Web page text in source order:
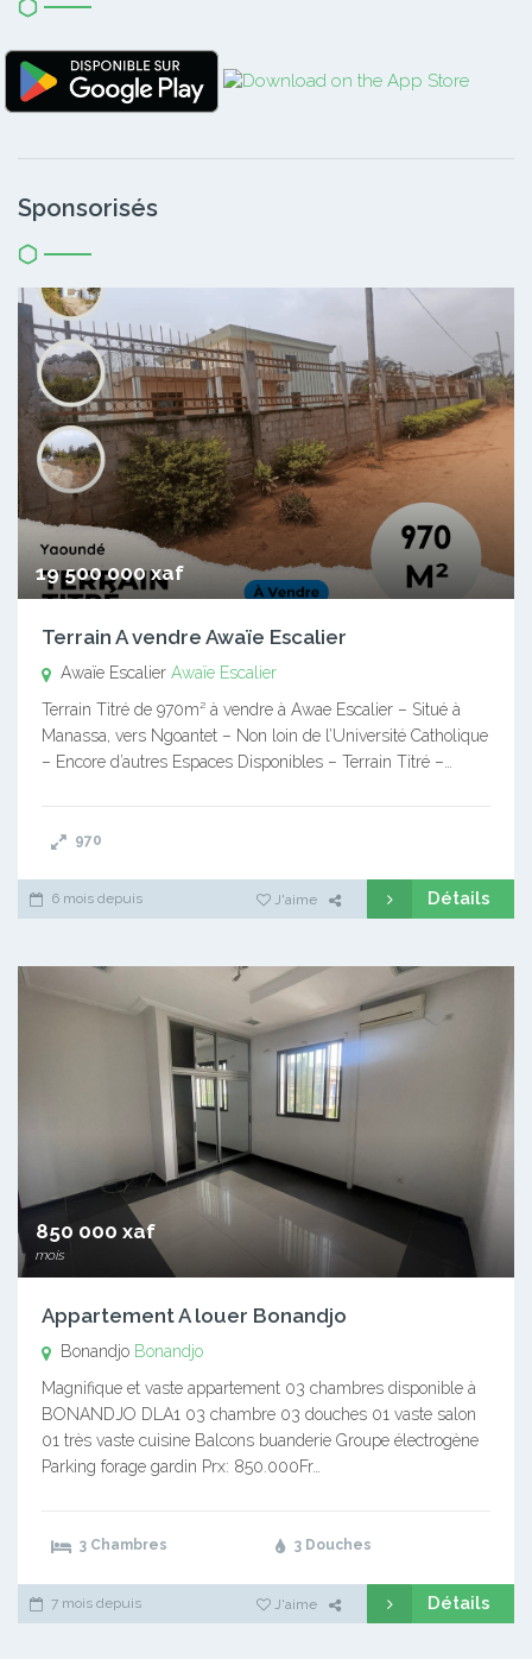
Sponsorisés
19 500 000 xaf
Terrain A vendre Awaïe Escalier
Awaïe Escalier Awaïe Escalier
Terrain Titré de 970m² à vendre à Awae Escalier – Situé à
Manassa, vers Ngoantet – Non loin de l’Université Catholique
– Encore d’autres Espaces Disponibles – Terrain Titré –…
970
6 mois depuis J'aime Détails
850 000 xaf
mois
Appartement A louer Bonandjo
Bonandjo Bonandjo
Magnifique et vaste appartement 03 chambres disponible à
BONANDJO DLA1 03 chambre 03 douches 01 vaste salon
01 très vaste cuisine Balcons buanderie Groupe électrogène
Parking forage gardin Prx: 850.000Fr…
3 Chambres 3 Douches
7 mois depuis J'aime Détails